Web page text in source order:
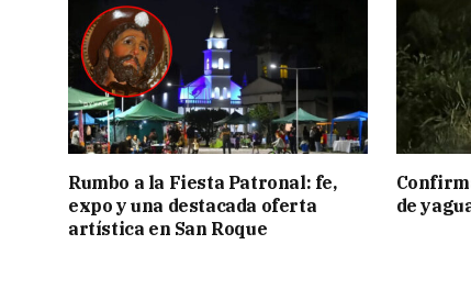
Rumbo a la Fiesta Patronal: fe,
expo y una destacada oferta
artística en San Roque
de